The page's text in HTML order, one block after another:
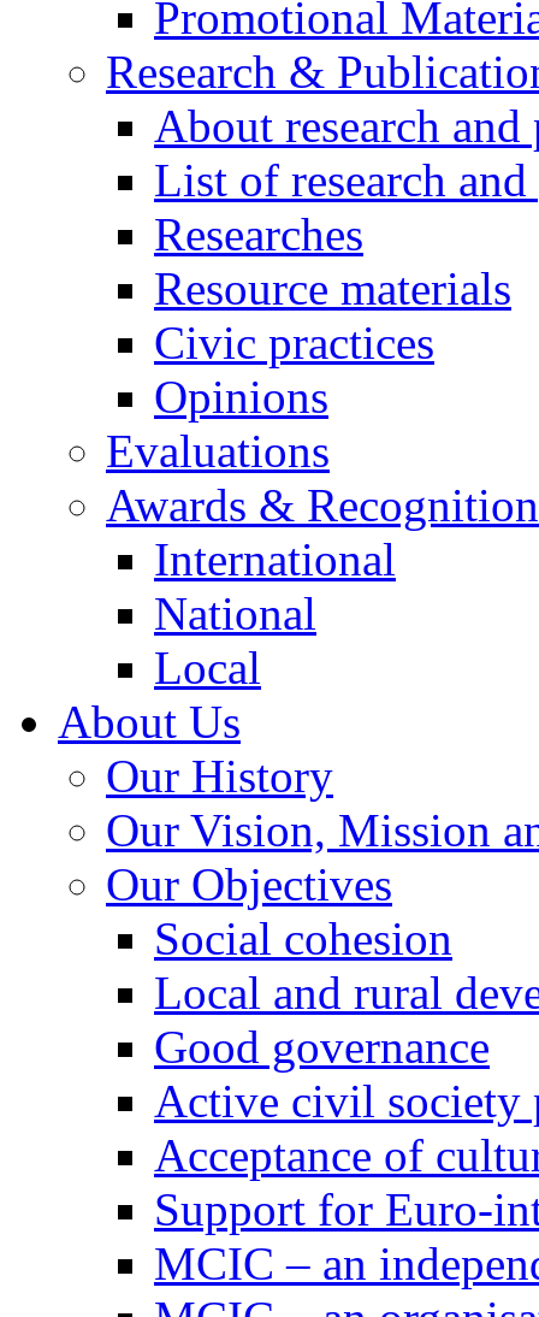
Promotional
Research &
About research
List of research
Researches
Resource materials
Civic practices
Opinions
Evaluations
Awards &
International
National
Local
About Us
Our History
Our Vision, Mission
Our Objectives
Social cohesion
Local and rural
Good governance
Active civil society
Acceptance of
Support for Euro-
MCIC – an